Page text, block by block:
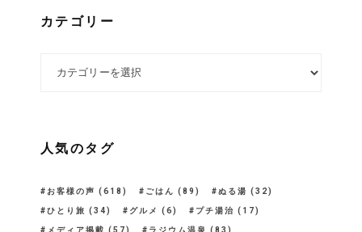
カテゴリー
人気のタグ
お客様の声 (618) ごはん (89) ぬる湯 (32)
ひとり旅 (34) グルメ (6) プチ湯治 (17)
メディア掲載 (57) ラジウム温泉 (83)